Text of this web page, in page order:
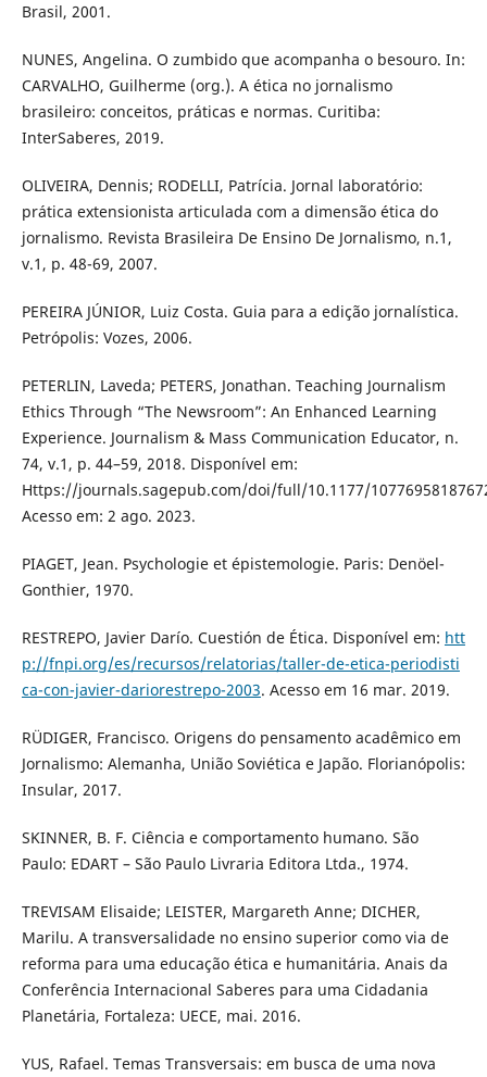
Brasil, 2001.
NUNES, Angelina. O zumbido que acompanha o besouro. In:
CARVALHO, Guilherme (org.). A ética no jornalismo
brasileiro: conceitos, práticas e normas. Curitiba:
InterSaberes, 2019.
OLIVEIRA, Dennis; RODELLI, Patrícia. Jornal laboratório:
prática extensionista articulada com a dimensão ética do
jornalismo. Revista Brasileira De Ensino De Jornalismo, n.1,
v.1, p. 48-69, 2007.
PEREIRA JÚNIOR, Luiz Costa. Guia para a edição jornalística.
Petrópolis: Vozes, 2006.
PETERLIN, Laveda; PETERS, Jonathan. Teaching Journalism
Ethics Through “The Newsroom”: An Enhanced Learning
Experience. Journalism & Mass Communication Educator, n.
74, v.1, p. 44–59, 2018. Disponível em:
Https://journals.sagepub.com/doi/full/10.1177/
Acesso em: 2 ago. 2023.
PIAGET, Jean. Psychologie et épistemologie. Paris: Denöel-
Gonthier, 1970.
RESTREPO, Javier Darío. Cuestión de Ética. Disponível em: htt
p://fnpi.org/es/recursos/relatorias/taller-de-etica-periodisti
ca-con-javier-dariorestrepo-2003. Acesso em 16 mar. 2019.
RÜDIGER, Francisco. Origens do pensamento acadêmico em
Jornalismo: Alemanha, União Soviética e Japão. Florianópolis:
Insular, 2017.
SKINNER, B. F. Ciência e comportamento humano. São
Paulo: EDART – São Paulo Livraria Editora Ltda., 1974.
TREVISAM Elisaide; LEISTER, Margareth Anne; DICHER,
Marilu. A transversalidade no ensino superior como via de
reforma para uma educação ética e humanitária. Anais da
Conferência Internacional Saberes para uma Cidadania
Planetária, Fortaleza: UECE, mai. 2016.
YUS, Rafael. Temas Transversais: em busca de uma nova